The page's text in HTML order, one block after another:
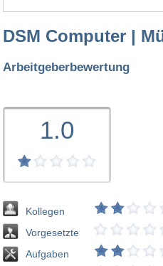
DSM Computer |
Arbeitgeberbewertung
1.0
Kollegen
Vorgesetzte
Aufgaben